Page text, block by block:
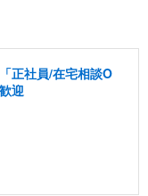
正社員/在宅相談O
迎